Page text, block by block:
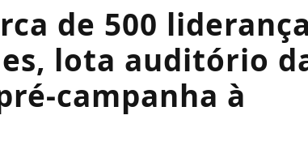
de 500
lota auditório
campanha à